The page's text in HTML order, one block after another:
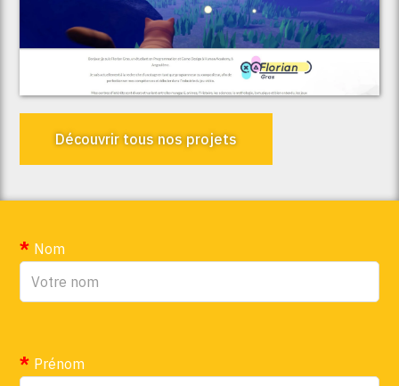
Voir le projet
Florian Gras
Découvrir tous nos projets
Nom
Prénom